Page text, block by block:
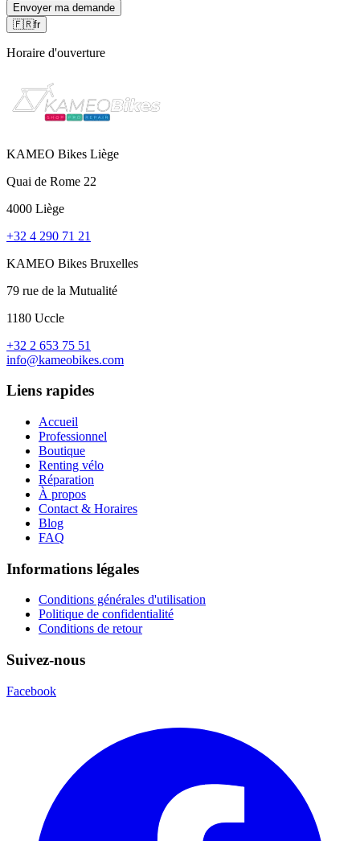
Envoyer ma demande
🇫🇷fr
Horaire d'ouverture
KAMEO Bikes Liège
Quai de Rome 22
4000 Liège
+32 4 290 71 21
KAMEO Bikes Bruxelles
79 rue de la Mutualité
1180 Uccle
+32 2 653 75 51
info@kameobikes.com
Liens rapides
Accueil
Professionnel
Boutique
Renting vélo
Réparation
À propos
Contact & Horaires
Blog
FAQ
Informations légales
Conditions générales d'utilisation
Politique de confidentialité
Conditions de retour
Suivez-nous
Facebook